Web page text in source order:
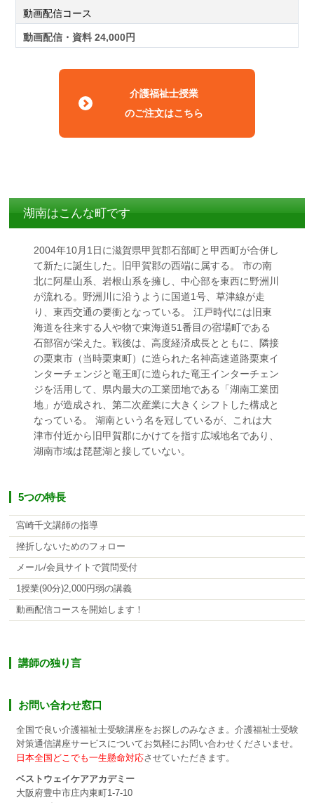
動画配信コース
動画配信・資料 24,000円
介護福祉士授業
のご注文はこちら
湖南はこんな町です
2004年10月1日に滋賀県甲賀郡石部町と甲西町が合併し
て新たに誕生した。旧甲賀郡の西端に属する。 市の南
北に阿星山系、岩根山系を擁し、中心部を東西に野洲川
が流れる。野洲川に沿うように国道1号、草津線が走
り、東西交通の要衝となっている。 江戸時代には旧東
海道を往来する人や物で東海道51番目の宿場町である
石部宿が栄えた。戦後は、高度経済成長とともに、隣接
の栗東市（当時栗東町）に造られた名神高速道路栗東イ
ンターチェンジと竜王町に造られた竜王インターチェン
ジを活用して、県内最大の工業団地である「湖南工業団
地」が造成され、第二次産業に大きくシフトした構成と
なっている。 湖南という名を冠しているが、これは大
津市付近から旧甲賀郡にかけてを指す広域地名であり、
湖南市域は琵琶湖と接していない。
5つの特長
宮崎千文講師の指導
挫折しないためのフォロー
メール/会員サイトで質問受付
1授業(90分)2,000円弱の講義
動画配信コースを開始します！
講師の独り言
お問い合わせ窓口
全国で良い介護福祉士受験講座をお探しのみなさま。介護福祉士受験
対策通信講座サービスについてお気軽にお問い合わせくださいませ。
日本全国どこでも一生懸命対応させていただきます。
ベストウェイケアアカデミー
大阪府豊中市庄内東町1-7-10